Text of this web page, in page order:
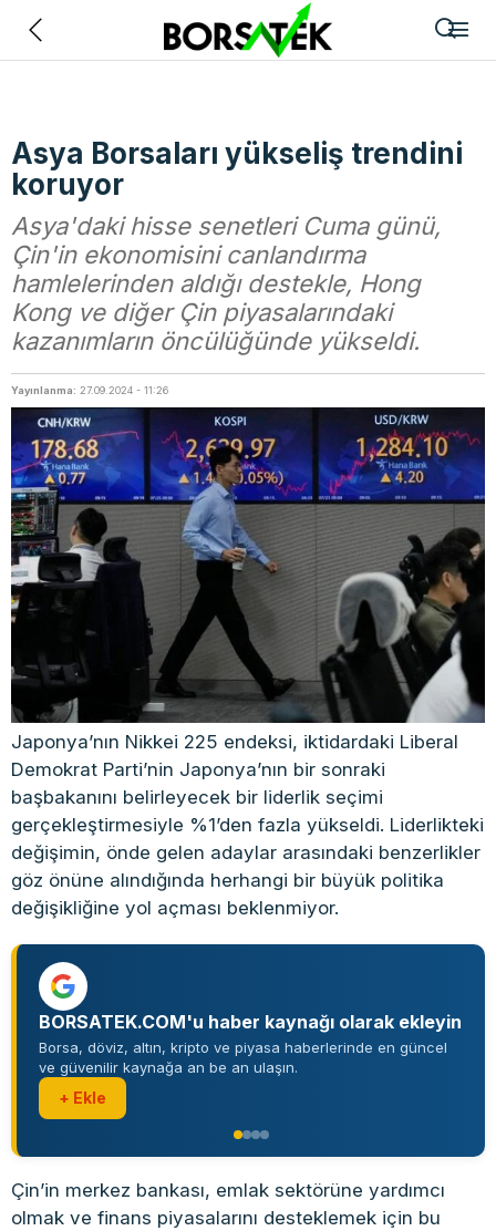
Asya Borsaları yükseliş trendini
koruyor
Asya'daki hisse senetleri Cuma günü,
Çin'in ekonomisini canlandırma
hamlelerinden aldığı destekle, Hong
Kong ve diğer Çin piyasalarındaki
kazanımların öncülüğünde yükseldi.
Yayınlanma: 27.09.2024 - 11:26
Japonya’nın Nikkei 225 endeksi, iktidardaki Liberal
Demokrat Parti’nin Japonya’nın bir sonraki
başbakanını belirleyecek bir liderlik seçimi
gerçekleştirmesiyle %1’den fazla yükseldi. Liderlikteki
değişimin, önde gelen adaylar arasındaki benzerlikler
göz önüne alındığında herhangi bir büyük politika
değişikliğine yol açması beklenmiyor.
BORSATEK.COM'u haber kaynağı olarak ekleyin
Borsa, döviz, altın, kripto ve piyasa haberlerinde en güncel
ve güvenilir kaynağa an be an ulaşın.
+ Ekle
Çin’in merkez bankası, emlak sektörüne yardımcı
olmak ve finans piyasalarını desteklemek için bu